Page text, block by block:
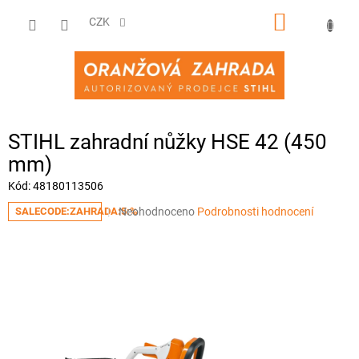
CZK
NÁKUPNÍ
STIHL zahradní nůžky HSE 42 (450
mm)
Kód:48180113506
SALECODE:ZAHRADA:5:%Průměrné
Neohodnoceno Podrobnosti hodnocení